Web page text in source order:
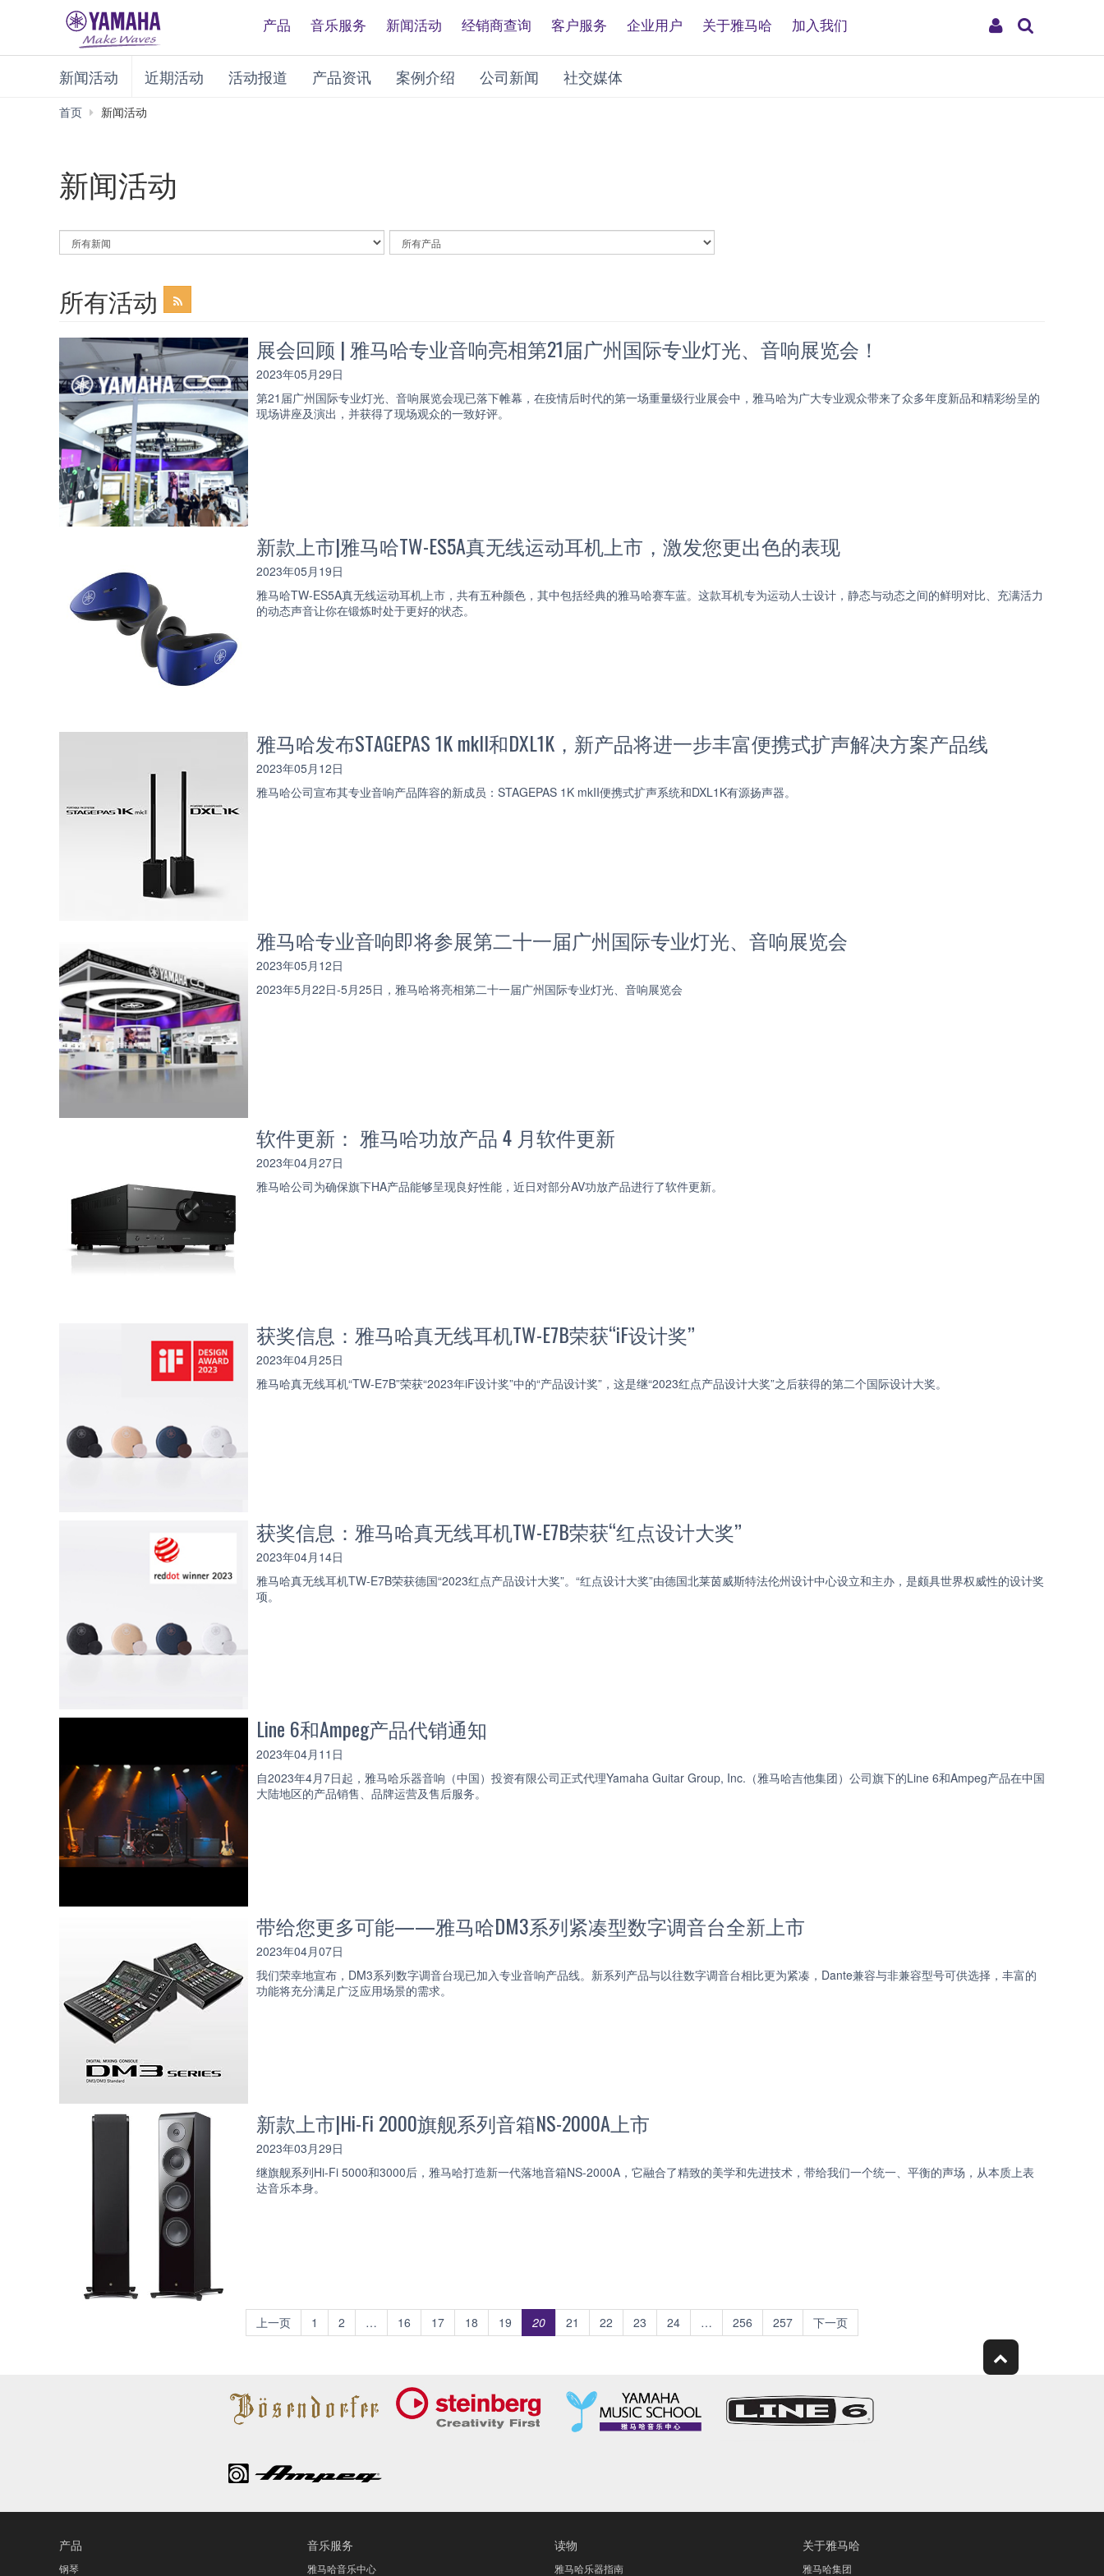
My
产品 音乐服务 新闻活动 经销商查询 客户服务 企业用户 关于雅马哈 加入我们
新闻活动 近期活动 活动报道 产品资讯 案例介绍 公司新闻 社交媒体
首页 新闻活动
新闻活动
By
News
By
Article
所有活动
展会回顾 | 雅马哈专业音响亮相第21届广州国际专业灯光、音响展览会！
2023年05月29日
第21届广州国际专业灯光、音响展览会现已落下帷幕，在疫情后时代的第一场重量级行业展会中，雅马哈为广大专业观众带来了众多年度新品和精彩纷呈的
现场讲座及演出，并获得了现场观众的一致好评。
新款上市|雅马哈TW-ES5A真无线运动耳机上市，激发您更出色的表现
2023年05月19日
雅马哈TW-ES5A真无线运动耳机上市，共有五种颜色，其中包括经典的雅马哈赛车蓝。这款耳机专为运动人士设计，静态与动态之间的鲜明对比、充满活力
的动态声音让你在锻炼时处于更好的状态。
雅马哈发布STAGEPAS 1K mkII和DXL1K，新产品将进一步丰富便携式扩声解决方案产品线
2023年05月12日
雅马哈公司宣布其专业音响产品阵容的新成员：STAGEPAS 1K mkII便携式扩声系统和DXL1K有源扬声器。
雅马哈专业音响即将参展第二十一届广州国际专业灯光、音响展览会
2023年05月12日
2023年5月22日-5月25日，雅马哈将亮相第二十一届广州国际专业灯光、音响展览会
软件更新： 雅马哈功放产品 4 月软件更新
2023年04月27日
雅马哈公司为确保旗下HA产品能够呈现良好性能，近日对部分AV功放产品进行了软件更新。
获奖信息：雅马哈真无线耳机TW-E7B荣获“iF设计奖”
2023年04月25日
雅马哈真无线耳机“TW-E7B”荣获“2023年iF设计奖”中的“产品设计奖”，这是继“2023红点产品设计大奖”之后获得的第二个国际设计大奖。
获奖信息：雅马哈真无线耳机TW-E7B荣获“红点设计大奖”
2023年04月14日
雅马哈真无线耳机TW-E7B荣获德国“2023红点产品设计大奖”。“红点设计大奖”由德国北莱茵威斯特法伦州设计中心设立和主办，是颇具世界权威性的设计奖
项。
Line 6和Ampeg产品代销通知
2023年04月11日
自2023年4月7日起，雅马哈乐器音响（中国）投资有限公司正式代理Yamaha Guitar Group, Inc.（雅马哈吉他集团）公司旗下的Line 6和Ampeg产品在中国
大陆地区的产品销售、品牌运营及售后服务。
带给您更多可能——雅马哈DM3系列紧凑型数字调音台全新上市
2023年04月07日
我们荣幸地宣布，DM3系列数字调音台现已加入专业音响产品线。新系列产品与以往数字调音台相比更为紧凑，Dante兼容与非兼容型号可供选择，丰富的
功能将充分满足广泛应用场景的需求。
新款上市|Hi-Fi 2000旗舰系列音箱NS-2000A上市
2023年03月29日
继旗舰系列Hi-Fi 5000和3000后，雅马哈打造新一代落地音箱NS-2000A，它融合了精致的美学和先进技术，带给我们一个统一、平衡的声场，从本质上表
达音乐本身。
上一页 1 2 … 16 17 18 19 20 21 22 23 24 … 256 257 下一页
产品
钢琴
音乐服务
雅马哈音乐中心
读物
雅马哈乐器指南
关于雅马哈
雅马哈集团